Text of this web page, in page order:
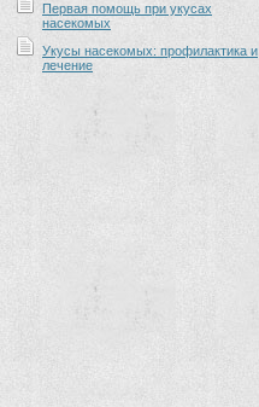
Первая помощь при укусах
насекомых
Укусы насекомых: профилактика и
лечение